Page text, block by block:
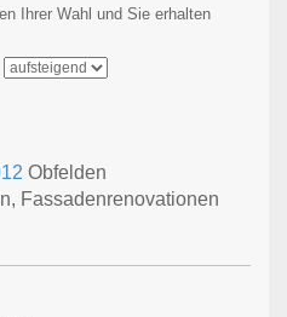
Ihrer Wahl und Sie erhalten
Obfelden
Fassadenrenovationen